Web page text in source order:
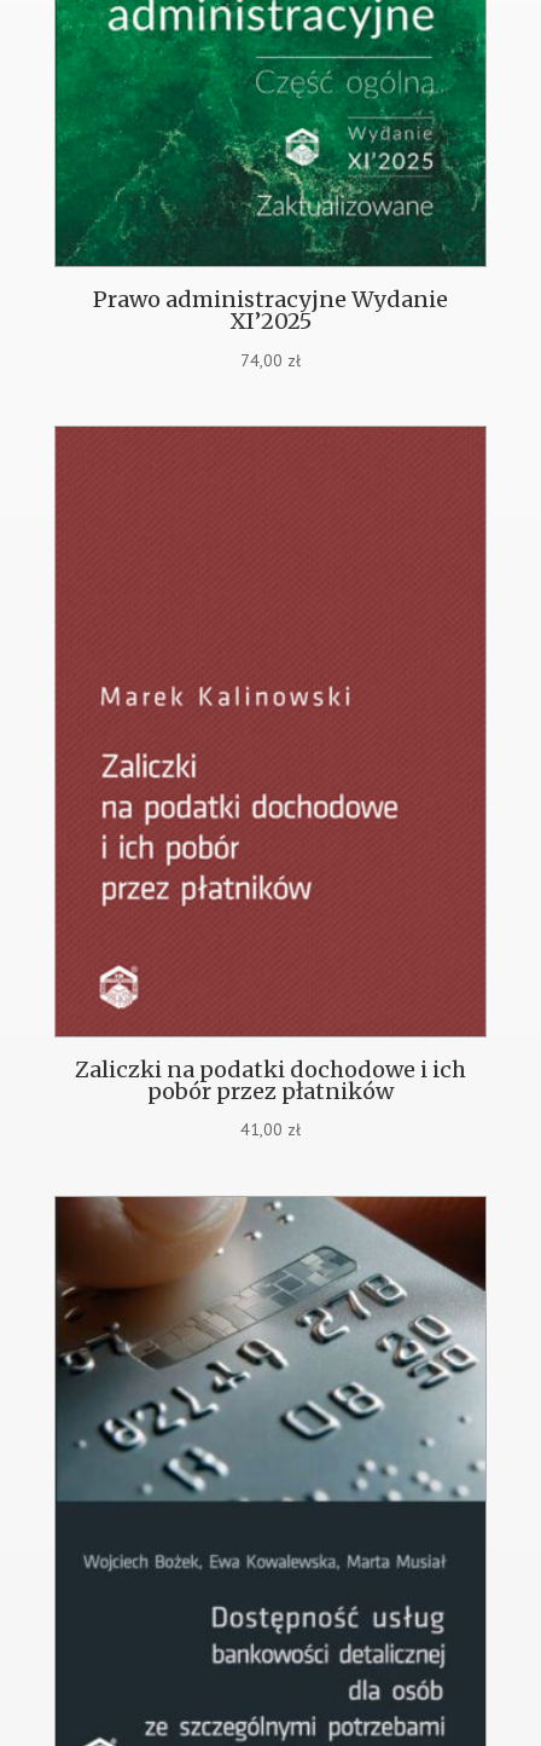
Prawo administracyjne Wydanie
XI’2025
74,00 zł
Zaliczki na podatki dochodowe i ich
pobór przez płatników
41,00 zł